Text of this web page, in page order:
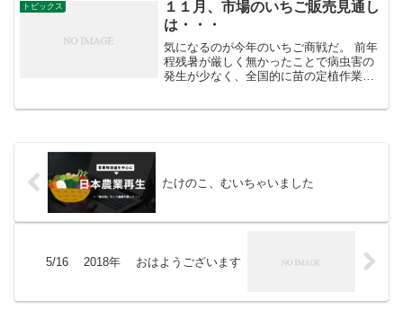
トピックス
１１月、市場のいちご販売見通し
は・・・
気になるのが今年のいちご商戦だ。 前年
程残暑が厳しく無かったことで病虫害の
発生が少なく、全国的に苗の定植作業は
たけのこ、むいちゃいました
5/16 2018年 おはようございます